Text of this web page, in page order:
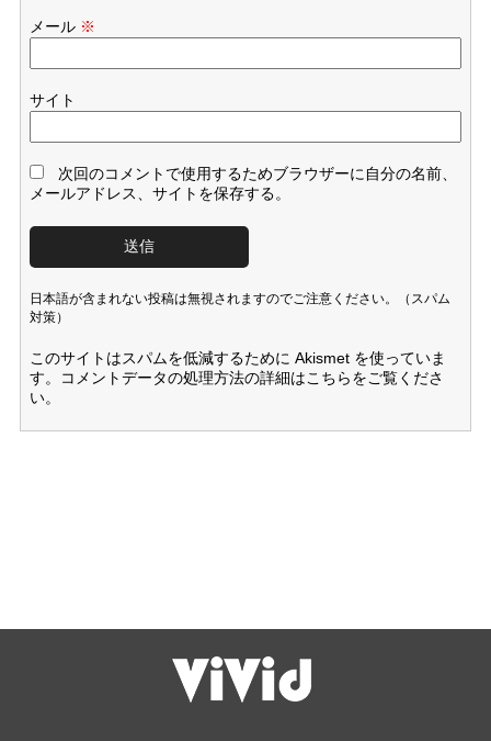
メール ※
サイト
次回のコメントで使用するためブラウザーに自分の名前、
メールアドレス、サイトを保存する。
日本語が含まれない投稿は無視されますのでご注意ください。（スパム
対策）
このサイトはスパムを低減するために Akismet を使っていま
す。
コメントデータの処理方法の詳細はこちらをご覧くださ
い。